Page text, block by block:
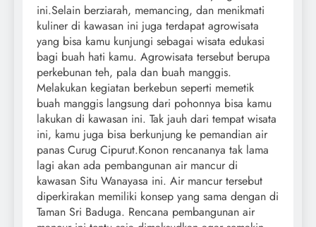
ini.Selain berziarah, memancing, dan menikmati
kuliner di kawasan ini juga terdapat agrowisata
yang bisa kamu kunjungi sebagai wisata edukasi
bagi buah hati kamu. Agrowisata tersebut berupa
perkebunan teh, pala dan buah manggis.
Melakukan kegiatan berkebun seperti memetik
buah manggis langsung dari pohonnya bisa kamu
lakukan di kawasan ini. Tak jauh dari tempat wisata
ini, kamu juga bisa berkunjung ke pemandian air
panas Curug Cipurut.Konon rencananya tak lama
lagi akan ada pembangunan air mancur di
kawasan Situ Wanayasa ini. Air mancur tersebut
diperkirakan memiliki konsep yang sama dengan di
Taman Sri Baduga. Rencana pembangunan air